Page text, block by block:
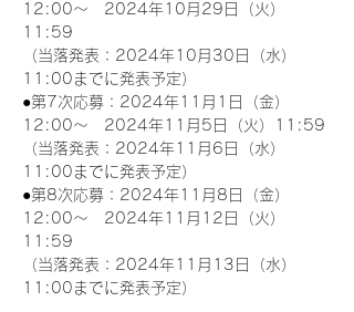
12:00～　2024年10月29日（火）
11:59
（当落発表：2024年10月30日（水）
11:00までに発表予定）
●第7次応募：2024年11月1日（金）
12:00～　2024年11月5日（火）11:59
（当落発表：2024年11月6日（水）
11:00までに発表予定）
●第8次応募：2024年11月8日（金）
12:00～　2024年11月12日（火）
11:59
（当落発表：2024年11月13日（水）
11:00までに発表予定）